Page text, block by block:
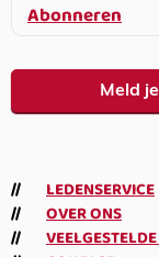
Abonneren
Meld
LEDENSERVICE
OVER ONS